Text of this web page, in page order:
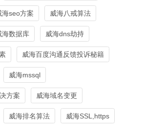
海seo方案 威海八戒算法
海数据库 威海dns劫持
威海百度沟通反馈投诉秘籍
威海mssql
方案 威海域名变更
威海排名算法 威海SSL,https